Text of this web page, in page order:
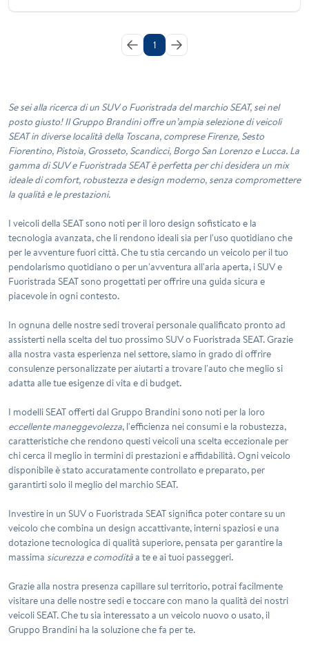
1
Se sei alla ricerca di un SUV o Fuoristrada del marchio SEAT, sei nel
posto giusto! Il Gruppo Brandini offre un’ampia selezione di veicoli
SEAT in diverse località della Toscana, comprese Firenze, Sesto
Fiorentino, Pistoia, Grosseto, Scandicci, Borgo San Lorenzo e Lucca. La
gamma di SUV e Fuoristrada SEAT è perfetta per chi desidera un mix
ideale di comfort, robustezza e design moderno, senza compromettere
la qualità e le prestazioni.
I veicoli della SEATsono noti per il loro design sofisticato e la
tecnologia avanzata, che li rendono ideali sia per l'uso quotidiano che
per le avventure fuori città. Che tu stia cercando un veicolo per il tuo
pendolarismo quotidiano o per un'avventura all'aria aperta, i SUV e
Fuoristrada SEAT sono progettati per offrire una guida sicura e
piacevole in ogni contesto.
In ognuna delle nostre seditroverai personale qualificato pronto ad
assisterti nella scelta del tuo prossimo SUV o Fuoristrada SEAT. Grazie
alla nostra vasta esperienza nel settore, siamo in grado di offrire
consulenze personalizzate per aiutarti a trovare l'auto che meglio si
adatta alle tue esigenze di vita e di budget.
I modelli SEAT offerti dal Gruppo Brandini sono noti per la loro
eccellente maneggevolezza, l'efficienza nei consumi e la robustezza,
caratteristiche che rendono questi veicoli una scelta eccezionale per
chi cerca il meglio in termini di prestazioni e affidabilità. Ogni veicolo
disponibile è stato accuratamente controllato e preparato, per
garantirti solo il meglio del marchio SEAT.
Investire in un SUV o Fuoristrada SEAT significa poter contare su un
veicolo che combina un design accattivante, interni spaziosi e una
dotazione tecnologica di qualità superiore, pensata per garantire la
massima sicurezza e comoditàa te e ai tuoi passeggeri.
Grazie alla nostra presenza capillaresul territorio, potrai facilmente
visitare una delle nostre sedi e toccare con mano la qualità dei nostri
veicoli SEAT. Che tu sia interessato a un veicolo nuovo o usato, il
Gruppo Brandini ha la soluzione che fa per te.